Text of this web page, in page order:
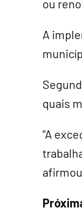
ou
A
quais
"A